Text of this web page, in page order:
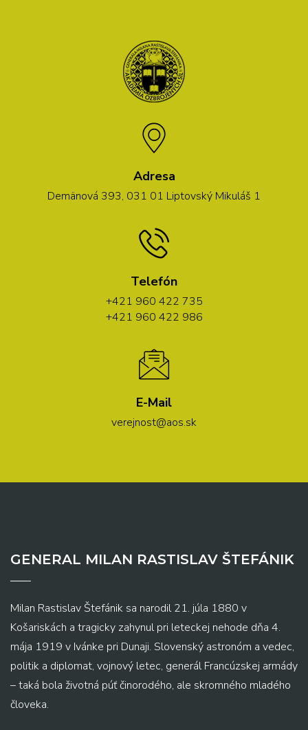
Adresa
Demänová 393, 031 01 Liptovský Mikuláš 1
Telefón
+421 960 422 735
+421 960 422 986
E-Mail
verejnost@aos.sk
GENERAL MILAN RASTISLAV ŠTEFÁNIK
Milan Rastislav Štefánik sa narodil 21. júla 1880 v
Košariskách a tragicky zahynul pri leteckej nehode dňa 4.
mája 1919 v Ivánke pri Dunaji. Slovenský astronóm a vedec,
politik a diplomat, vojnový letec, generál Francúzskej armády
– taká bola životná púť činorodého, ale skromného mladého
človeka.